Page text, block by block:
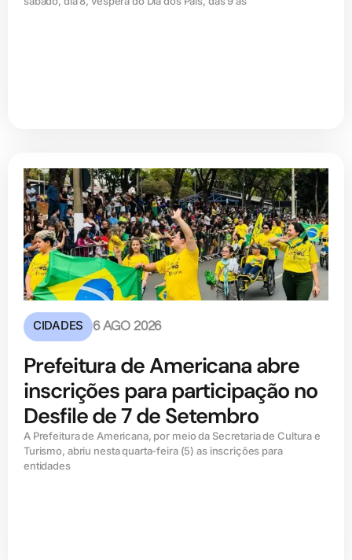
CIDADES 6 AGO 2026
Prefeitura de Americana abre
inscrições para participação no
Desfile de 7 de Setembro
A Prefeitura de Americana, por meio da Secretaria de Cultura e
Turismo, abriu nesta quarta-feira (5) as inscrições para
entidades